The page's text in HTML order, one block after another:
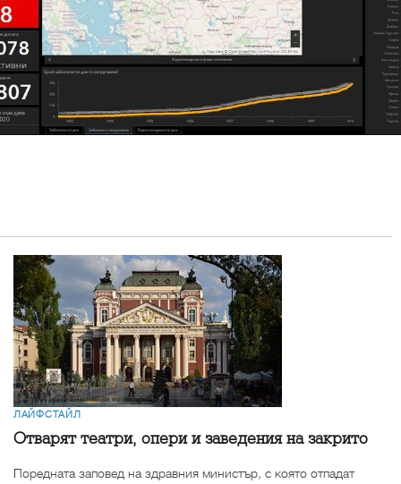
ЛАЙФСТАЙЛ
Отварят театри, опери и заведения на закрито
Поредната заповед на здравния министър, с която отпадат